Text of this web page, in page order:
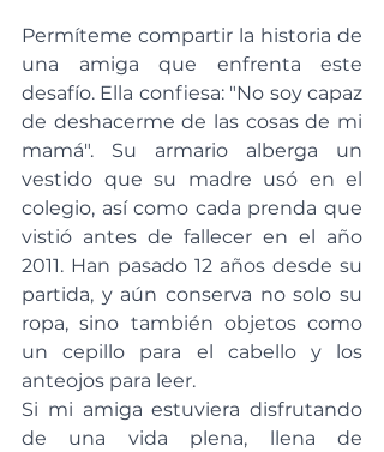
Permíteme compartir la historia de
una amiga que enfrenta este
desafío. Ella confiesa: "No soy capaz
de deshacerme de las cosas de mi
mamá". Su armario alberga un
vestido que su madre usó en el
colegio, así como cada prenda que
vistió antes de fallecer en el año
2011. Han pasado 12 años desde su
partida, y aún conserva no solo su
ropa, sino también objetos como
un cepillo para el cabello y los
anteojos para leer.
Si mi amiga estuviera disfrutando
de una vida plena, llena de